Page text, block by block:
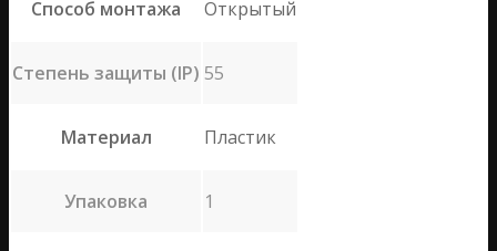
Способ монтажа Открытый
Степень защиты (IP) 55
Материал Пластик
Упаковка 1